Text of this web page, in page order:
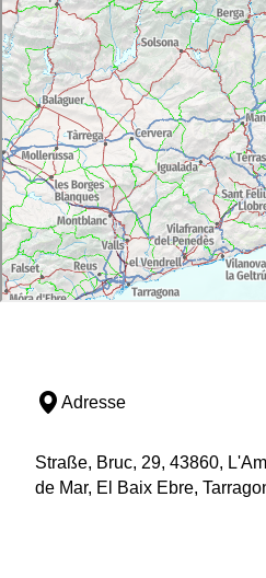
Adresse
Straße, Bruc, 29, 43860,
de Mar, El Baix Ebre,